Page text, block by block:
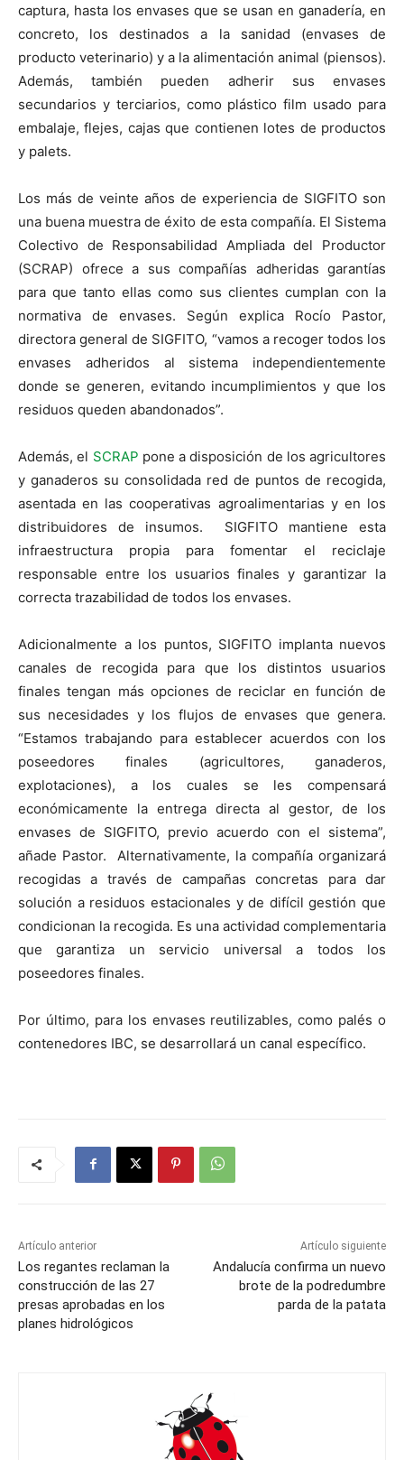
captura, hasta los envases que se usan en ganadería, en
concreto, los destinados a la sanidad (envases de
producto veterinario) y a la alimentación animal (piensos).
Además, también pueden adherir sus envases
secundarios y terciarios, como plástico film usado para
embalaje, flejes, cajas que contienen lotes de productos
y palets.
Los más de veinte años de experiencia de SIGFITO son
una buena muestra de éxito de esta compañía. El Sistema
Colectivo de Responsabilidad Ampliada del Productor
(SCRAP) ofrece a sus compañías adheridas garantías
para que tanto ellas como sus clientes cumplan con la
normativa de envases. Según explica Rocío Pastor,
directora general de SIGFITO, “vamos a recoger todos los
envases adheridos al sistema independientemente
donde se generen, evitando incumplimientos y que los
residuos queden abandonados”.
Además, el SCRAP pone a disposición de los agricultores
y ganaderos su consolidada red de puntos de recogida,
asentada en las cooperativas agroalimentarias y en los
distribuidores de insumos. SIGFITO mantiene esta
infraestructura propia para fomentar el reciclaje
responsable entre los usuarios finales y garantizar la
correcta trazabilidad de todos los envases.
Adicionalmente a los puntos, SIGFITO implanta nuevos
canales de recogida para que los distintos usuarios
finales tengan más opciones de reciclar en función de
sus necesidades y los flujos de envases que genera.
“Estamos trabajando para establecer acuerdos con los
poseedores finales (agricultores, ganaderos,
explotaciones), a los cuales se les compensará
económicamente la entrega directa al gestor, de los
envases de SIGFITO, previo acuerdo con el sistema”,
añade Pastor. Alternativamente, la compañía organizará
recogidas a través de campañas concretas para dar
solución a residuos estacionales y de difícil gestión que
condicionan la recogida. Es una actividad complementaria
que garantiza un servicio universal a todos los
poseedores finales.
Por último, para los envases reutilizables, como palés o
contenedores IBC, se desarrollará un canal específico.
Artículo anterior
Los regantes reclaman la
construcción de las 27
presas aprobadas en los
planes hidrológicos
Artículo siguiente
Andalucía confirma un nuevo
brote de la podredumbre
parda de la patata